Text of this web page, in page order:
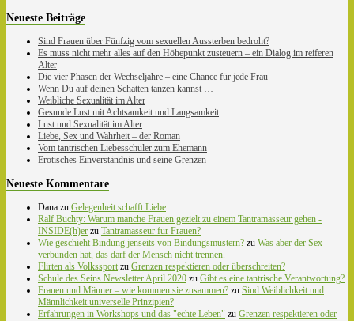
Neueste Beiträge
Sind Frauen über Fünfzig vom sexuellen Aussterben bedroht?
Es muss nicht mehr alles auf den Höhepunkt zusteuern – ein Dialog im reiferen
Alter
Die vier Phasen der Wechseljahre – eine Chance für jede Frau
Wenn Du auf deinen Schatten tanzen kannst …
Weibliche Sexualität im Alter
Gesunde Lust mit Achtsamkeit und Langsamkeit
Lust und Sexualität im Alter
Liebe, Sex und Wahrheit – der Roman
Vom tantrischen Liebesschüler zum Ehemann
Erotisches Einverständnis und seine Grenzen
Neueste Kommentare
Dana zu Gelegenheit schafft Liebe
Ralf Buchty: Warum manche Frauen gezielt zu einem Tantramasseur gehen -
INSIDE(h)er zu Tantramasseur für Frauen?
Wie geschieht Bindung jenseits von Bindungsmustern? zu Was aber der Sex
verbunden hat, das darf der Mensch nicht trennen.
Flirten als Volkssport zu Grenzen respektieren oder überschreiten?
Schule des Seins Newsletter April 2020 zu Gibt es eine tantrische Verantwortung?
Frauen und Männer – wie kommen sie zusammen? zu Sind Weiblichkeit und
Männlichkeit universelle Prinzipien?
Erfahrungen in Workshops und das "echte Leben" zu Grenzen respektieren oder